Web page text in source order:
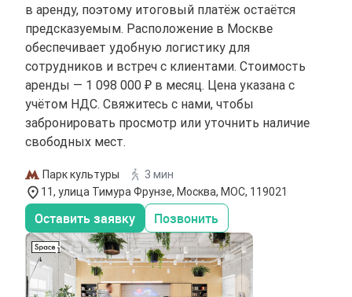
в аренду, поэтому итоговый платёж остаётся
предсказуемым. Расположение в Москве
обеспечивает удобную логистику для
сотрудников и встреч с клиентами. Стоимость
аренды — 1 098 000 ₽ в месяц. Цена указана с
учётом НДС. Свяжитесь с нами, чтобы
забронировать просмотр или уточнить наличие
свободных мест.
Парк культуры
3 мин
11, улица Тимура Фрунзе, Москва, МОС, 119021
Оставить заявку Позвонить